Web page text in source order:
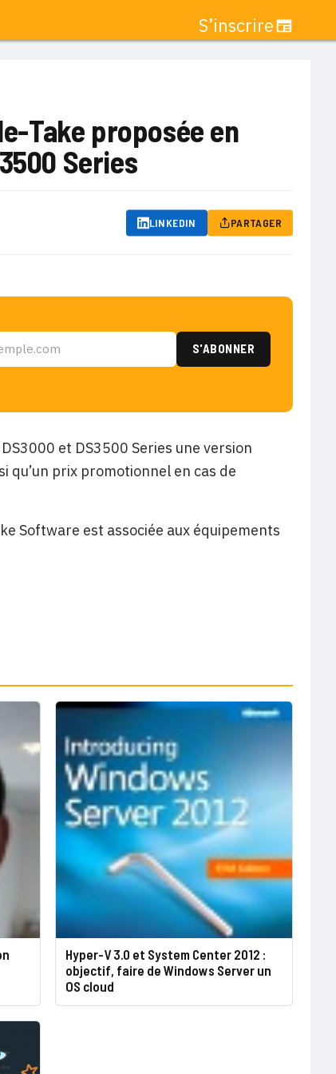
S’inscrire
Take proposée en
Series
LINKEDIN PARTAGER
et DS3500 Series une version
qu’un prix promotionnel en cas de
Software est associée aux équipements
Hyper-V 3.0 et System Center 2012 :
objectif, faire de Windows Server un
OS cloud